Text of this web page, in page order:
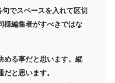
でスペースを入れて区切
様編集者がすべきではな
める事だと思います。縦
と思います。